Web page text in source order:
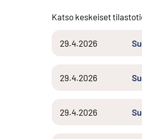
Katso keskeiset
29.4.2026
29.4.2026
29.4.2026